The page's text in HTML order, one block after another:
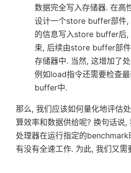
数据完全写入存储器. 在高
设计一个store buffer部件
的信息写入store buffer后,
束, 后续由store buffer部
存储器中. 当然, 这增加了
例如load指令还需要检查
buffer中.
那么, 我们应该如何量化地评估
算效率和数据供给呢? 换句话说,
处理器在运行指定的benchmark
有没有全速工作. 为此, 我们又需